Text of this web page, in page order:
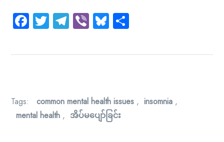
Facebook
TwitterTelegram
ViberBluesky
Tags: common mental health issues , insomnia ,
mental health , အိပ်မပျော်ခြင်း